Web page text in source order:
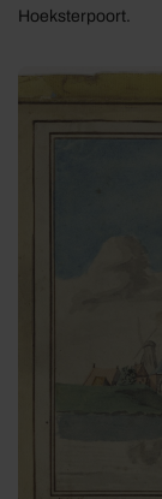
Hoeksterpoort.